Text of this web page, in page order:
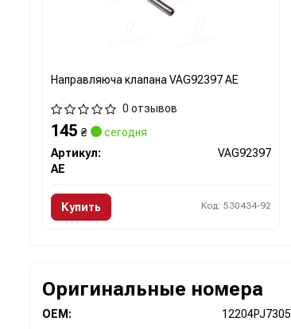
Направляюча клапана VAG92397 AE
0 отзывов
145 ₴
сегодня
Артикул:
VAG92397
AE
Купить Код: 530434-92
Оригинальные номера
OEM: 12204PJ7305